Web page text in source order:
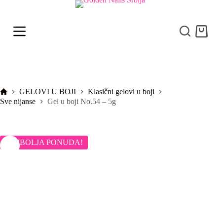
p
n
PočetnaGELOVI U BOJI
Klasični gelovi u boji
Sve nijanse
Gel u boji No.54 – 5g
NAJBOLJA PONUDA!